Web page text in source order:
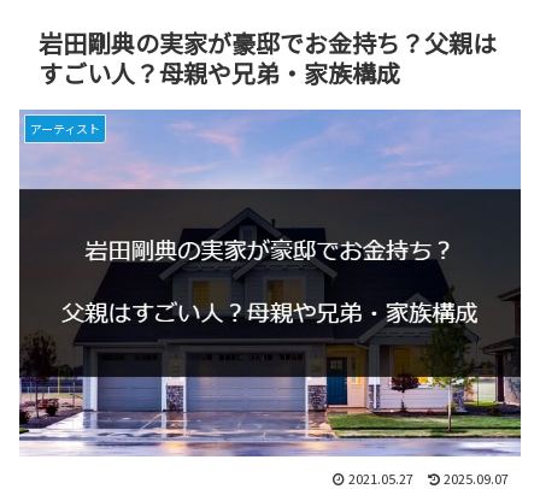
岩田剛典の実家が豪邸でお金持ち？父親は
すごい人？母親や兄弟・家族構成
アーティスト
2021.05.27 2025.09.07